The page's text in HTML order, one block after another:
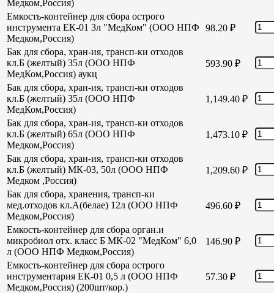
Медком,Россия)
Емкость-контейнер для сбора острого
инструмента ЕК-01 3л "МедКом" (ООО НПФ
Медком,Россия)
98.20 ₽
Бак для сбора, хран-ия, трансп-ки отходов
кл.Б (желтый) 35л (ООО НПФ
МедКом,Россия) аукц
593.90 ₽
Бак для сбора, хран-ия, трансп-ки отходов
кл.Б (желтый) 35л (ООО НПФ
МедКом,Россия)
1,149.40 ₽
Бак для сбора, хран-ия, трансп-ки отходов
кл.Б (желтый) 65л (ООО НПФ
Медком,Россия)
1,473.10 ₽
Бак для сбора, хран-ия, трансп-ки отходов
кл.Б (желтый) МК-03, 50л (ООО НПФ
Медком ,Россия)
1,209.60 ₽
Бак для сбора, хранения, трансп-ки
мед.отходов кл.А(белае) 12л (ООО НПФ
Медком,Россия)
496.60 ₽
Емкость-контейнер для сбора орган.и
микробиол отх. класс Б МК-02 "МедКом" 6,0
л (ООО НПФ Медком,Россия)
146.90 ₽
Емкость-контейнер для сбора острого
инструментария ЕК-01 0,5 л (ООО НПФ
Медком,Россия) (200шт/кор.)
57.30 ₽